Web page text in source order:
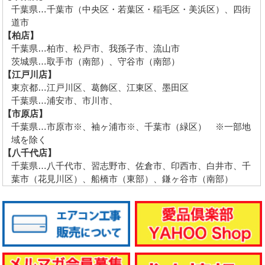
千葉県…千葉市（中央区・若葉区・稲毛区・美浜区）、四街
道市
【柏店】
千葉県…柏市、松戸市、我孫子市、流山市
茨城県…取手市（南部）、守谷市（南部）
【江戸川店】
東京都…江戸川区、葛飾区、江東区、墨田区
千葉県…浦安市、市川市、
【市原店】
千葉県…市原市※、袖ヶ浦市※、千葉市（緑区） ※一部地
域を除く
【八千代店】
千葉県…八千代市、習志野市、佐倉市、印西市、白井市、千
葉市（花見川区）、船橋市（東部）、鎌ヶ谷市（南部）